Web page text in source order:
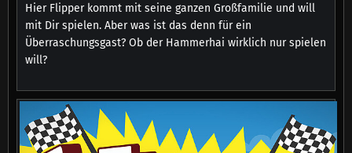
Hier Flipper kommt mit seine ganzen Großfamilie und will
mit Dir spielen. Aber was ist das denn für ein
Überraschungsgast? Ob der Hammerhai wirklich nur spielen
will?